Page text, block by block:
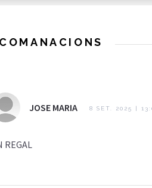
JOSE MARIA 8 SET. 2025 |
REGAL